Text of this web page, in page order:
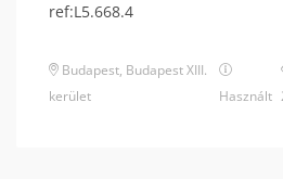
ref:L5.668.4
Budapest, Budapest XIII.
kerület
Használt